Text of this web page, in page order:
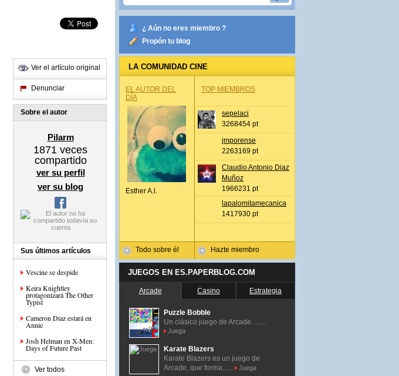
Ver el artículo original
Denunciar
Sobre el autor
Pilarm
1871 veces
compartido
ver su perfil
ver su blog
Sus últimos artículos
Vescine se despide
Keira Knightley
protagonizará The Other
Typist
Cameron Diaz estará en
Annie
Josh Helman en X-Men:
Days of Future Past
Ver todos
¿ Aún no eres miembro ?
Propón tu blog
LA COMUNIDAD CINE
EL AUTOR DEL
DÍA
Esther A.l.
Todo sobre él
TOP MIEMBROS
sepelaci
3268454 pt
jmporense
2263169 pt
Claudio Antonio Diaz
Muñoz
1966231 pt
lapalomitamecanica
1417930 pt
Hazte miembro
JUEGOS EN ES.PAPERBLOG.COM
Arcade Casino Estrategia
Puzzle Bobble
Un clásico juego de Arcade. ......
Juega
Karate Blazers
Karate Blazers es un juego de
Arcade, que forma......
Juega